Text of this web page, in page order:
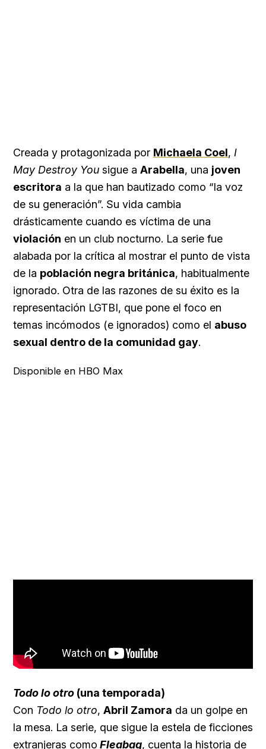
Creada y protagonizada por Michaela Coel, I
May Destroy You sigue a Arabella, una joven
escritora a la que han bautizado como “la voz
de su generación”. Su vida cambia
drásticamente cuando es víctima de una
violación en un club nocturno. La serie fue
alabada por la crítica al mostrar el punto de vista
de la población negra británica, habitualmente
ignorado. Otra de las razones de su éxito es la
representación LGTBI, que pone el foco en
temas incómodos (e ignorados) como el abuso
sexual dentro de la comunidad gay.
Disponible en HBO Max
Todo lo otro (una temporada)
Con Todo lo otro, Abril Zamora da un golpe en
la mesa. La serie, que sigue la estela de ficciones
extranjeras como Fleabag, cuenta la historia de